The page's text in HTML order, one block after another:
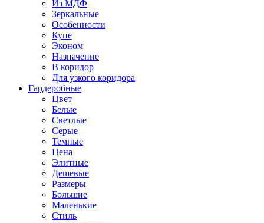
Из МДФ
Зеркальные
Особенности
Купе
Эконом
Назначение
В коридор
Для узкого коридора
Гардеробные
Цвет
Белые
Светлые
Серые
Темные
Цена
Элитные
Дешевые
Размеры
Большие
Маленькие
Стиль